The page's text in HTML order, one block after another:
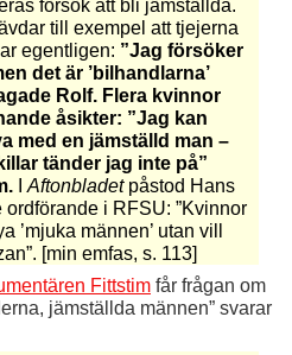
försök att bli jämställda.
till exempel att tjejerna
egentligen: ”Jag försöker
det är ’bilhandlarna’
Rolf. Flera kvinnor
åsikter: ”Jag kan
med en jämställd man –
tänder jag inte på”
I Aftonbladetpåstod Hans
ordförande i RFSU: ”Kvinnor
’mjuka männen’ utan vill
[min emfas, s. 113]
Fittstim får frågan om
jämställda männen” svarar